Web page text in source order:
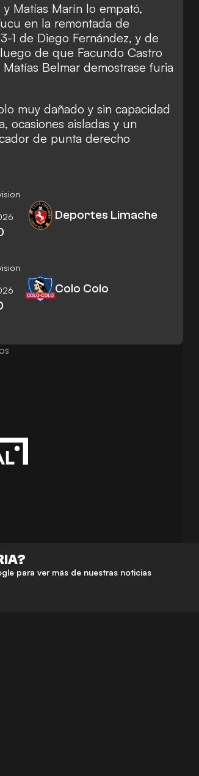
Matías Marín lo empató,
en la remontada de
1 de Diego Fernández, y de
de que Facundo Castro
Belmar demostrase furia
muy dañado y sin capacidad
ocasiones aisladas y un
de punta derecho
Deportes Limache
Colo Colo
para ver más de nuestras noticias